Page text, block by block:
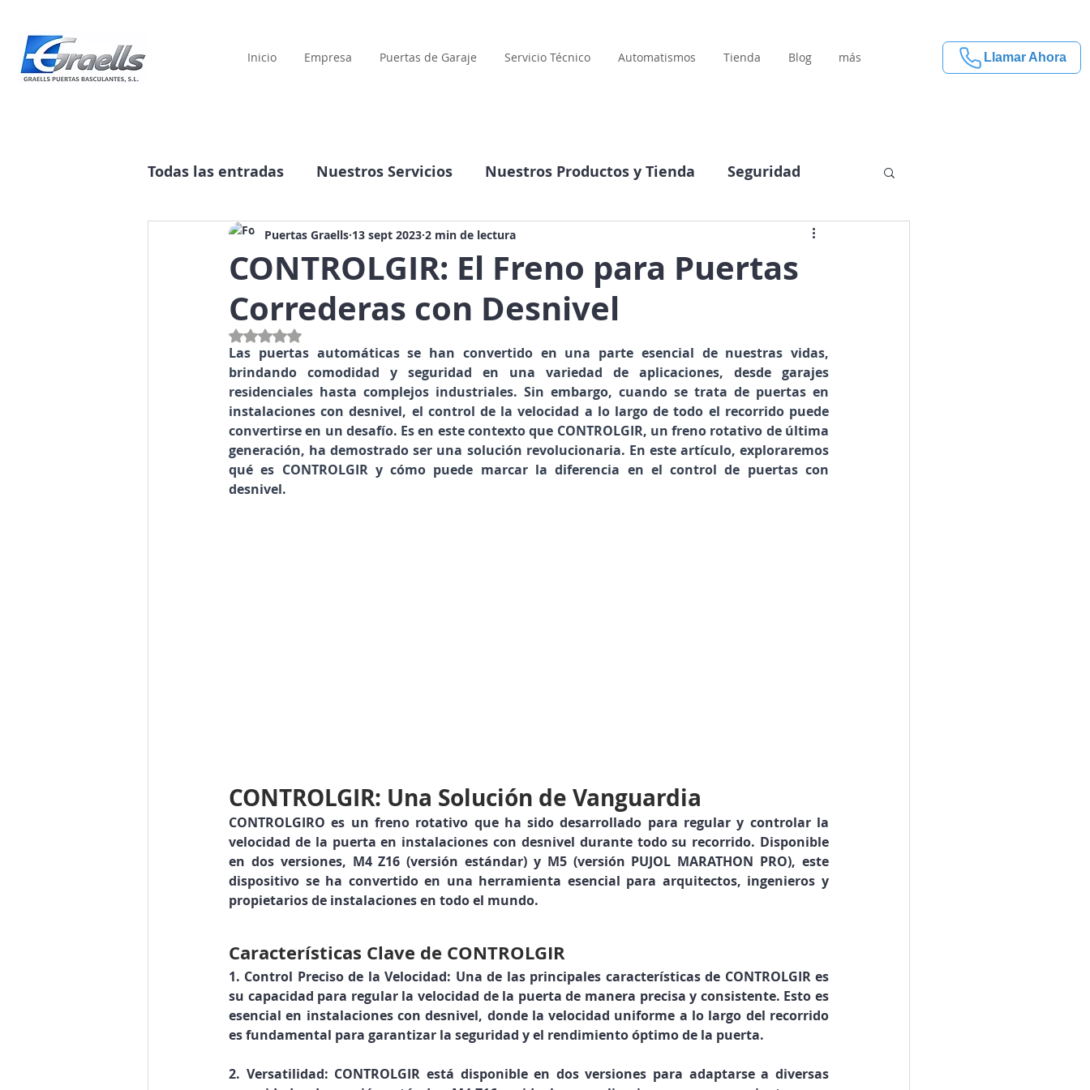
Inicio Empresa Puertas de Garaje Servicio Técnico Automatismos Tienda Blog más Llamar Ahora
Todas las entradas Nuestros Servicios Nuestros Productos y Tienda Seguridad
Historia Publicidad Compañía Datos interesantes
CONTROLGIR: El Freno para Puertas
Correderas con Desnivel
Puertas Graells 13 sept 2023 2 min de lectura
Obtuvo NaN de 5 estrellas.
Las puertas automáticas se han convertido en una parte esencial de nuestras vidas,
brindando comodidad y seguridad en una variedad de aplicaciones, desde garajes
residenciales hasta complejos industriales. Sin embargo, cuando se trata de puertas en
instalaciones con desnivel, el control de la velocidad a lo largo de todo el recorrido puede
convertirse en un desafío. Es en este contexto que CONTROLGIR, un freno rotativo de última
generación, ha demostrado ser una solución revolucionaria. En este artículo, exploraremos
qué es CONTROLGIR y cómo puede marcar la diferencia en el control de puertas con
desnivel.
CONTROLGIR: Una Solución de Vanguardia
CONTROLGIRO es un freno rotativo que ha sido desarrollado para regular y controlar la
velocidad de la puerta en instalaciones con desnivel durante todo su recorrido. Disponible
en dos versiones, M4 Z16 (versión estándar) y M5 (versión PUJOL MARATHON PRO), este
dispositivo se ha convertido en una herramienta esencial para arquitectos, ingenieros y
propietarios de instalaciones en todo el mundo.
Características Clave de CONTROLGIR
1. Control Preciso de la Velocidad: Una de las principales características de CONTROLGIR es
su capacidad para regular la velocidad de la puerta de manera precisa y consistente. Esto es
esencial en instalaciones con desnivel, donde la velocidad uniforme a lo largo del recorrido
es fundamental para garantizar la seguridad y el rendimiento óptimo de la puerta.
2. Versatilidad: CONTROLGIR está disponible en dos versiones para adaptarse a diversas